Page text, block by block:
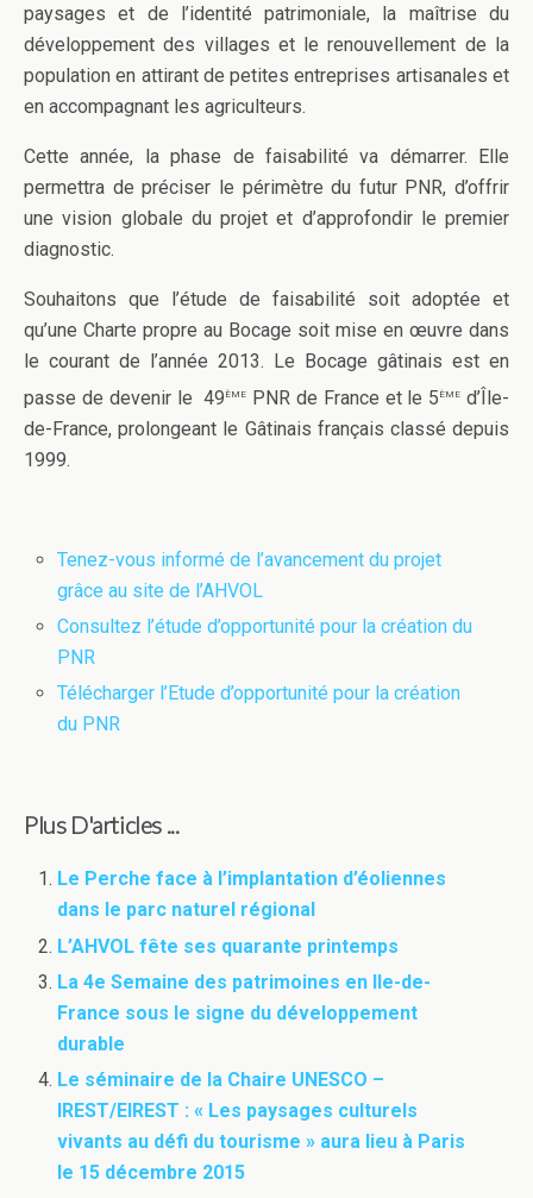
paysages et de l’identité patrimoniale, la maîtrise du
développement des villages et le renouvellement de la
population en attirant de petites entreprises artisanales et
en accompagnant les agriculteurs.
Cette année, la phase de faisabilité va démarrer. Elle
permettra de préciser le périmètre du futur PNR, d’offrir
une vision globale du projet et d’approfondir le premier
diagnostic.
Souhaitons que l’étude de faisabilité soit adoptée et
qu’une Charte propre au Bocage soit mise en œuvre dans
le courant de l’année 2013. Le Bocage gâtinais est en
passe de devenir le 49ème PNR de France et le 5ème d’Île-
de-France, prolongeant le Gâtinais français classé depuis
1999.
Tenez-vous informé de l’avancement du projet
grâce au site de l’AHVOL
Consultez l’étude d’opportunité pour la création du
PNR
Télécharger l’Etude d’opportunité pour la création
du PNR
Plus D'articles ...
Le Perche face à l’implantation d’éoliennes
dans le parc naturel régional
L’AHVOL fête ses quarante printemps
La 4e Semaine des patrimoines en Ile-de-
France sous le signe du développement
durable
Le séminaire de la Chaire UNESCO –
IREST/EIREST : « Les paysages culturels
vivants au défi du tourisme » aura lieu à Paris
le 15 décembre 2015